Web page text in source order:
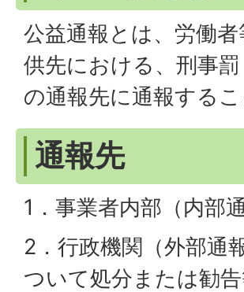
公益通報とは、労働
供先における、刑事
の通報先に通報するこ
通報先
1．事業者内部（内部
2．行政機関（外部通
ついて処分または勧告